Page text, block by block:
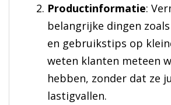
Productinformatie:
belangrijke dingen
en gebruikstips op
weten klanten meteen
hebben, zonder dat ze
lastigvallen.